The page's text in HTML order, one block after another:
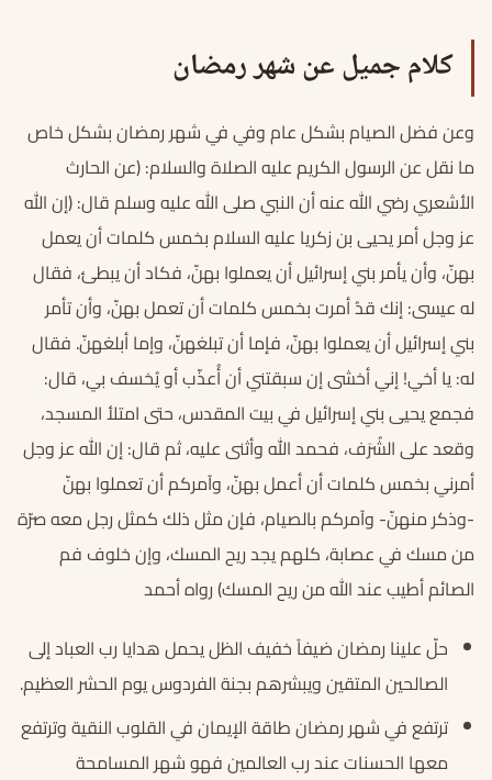
كلام جميل عن شهر رمضان
وعن فضل الصيام بشكل عام وفي في شهر رمضان بشكل خاص
ما نقل عن الرسول الكريم عليه الصلاة والسلام: (عن الحارث
الأشعري رضي الله عنه أن النبي صلى الله عليه وسلم قال: (إن الله
عز وجل أمر يحيى بن زكريا عليه السلام بخمس كلمات أن يعمل
بهنّ، وأن يأمر بني إسرائيل أن يعملوا بهنّ، فكاد أن يبطئ، فقال
له عيسى: إنك قدُ أمرت بخمس كلمات أن تعمل بهنّ، وأن تأمر
بني إسرائيل أن يعملوا بهنّ، فإما أن تبلغهنّ، وإما أبلغهنّ. فقال
له: يا أخي! إني أخشى إن سبقتني أن أُعذّب أو يُخسف بي، قال:
فجمع يحيى بني إسرائيل في بيت المقدس، حتى امتلأ المسجد،
وقعد على الشُرَف، فحمد الله وأثنى عليه، ثم قال: إن الله عز وجل
أمرني بخمس كلمات أن أعمل بهنّ، وآمركم أن تعملوا بهنّ
-وذكر منهنّ- وآمركم بالصيام، فإن مثل ذلك كمثل رجل معه صرّة
من مسك في عصابة، كلهم يجد ريح المسك، وإن خلوف فم
الصائم أطيب عند الله من ريح المسك) رواه أحمد
حلّ علينا رمضان ضيفاً خفيف الظل يحمل هدايا رب العباد إلى
الصالحين المتقين ويبشرهم بجنة الفردوس يوم الحشر العظيم.
ترتفع في شهر رمضان طاقة الإيمان في القلوب النقية وترتفع
معها الحسنات عند رب العالمين فهو شهر المسامحة